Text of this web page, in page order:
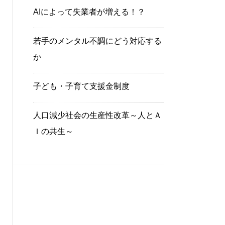
AIによって失業者が増える！？
若手のメンタル不調にどう対応する
か
子ども・子育て支援金制度
人口減少社会の生産性改革～人とＡ
Ｉの共生～